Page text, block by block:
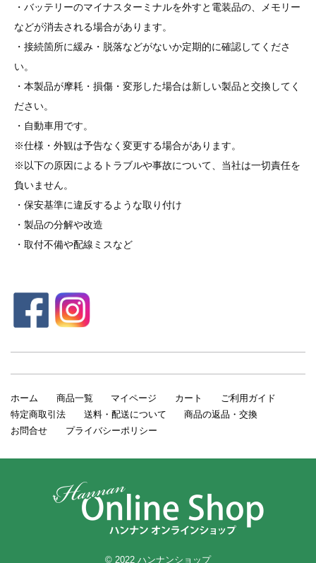
・バッテリーのマイナスターミナルを外すと電装品の、メモリー
などが消去される場合があります。
・接続箇所に緩み・脱落などがないか定期的に確認してくださ
い。
・本製品が摩耗・損傷・変形した場合は新しい製品と交換してく
ださい。
・自動車用です。
※仕様・外観は予告なく変更する場合があります。
※以下の原因によるトラブルや事故について、当社は一切責任を
負いません。
・保安基準に違反するような取り付け
・製品の分解や改造
・取付不備や配線ミスなど
ホーム 商品一覧 マイページ カート
ご利用ガイド
特定商取引法
送料・配送について
商品の返品・交換
お問合せ
プライバシーポリシー
© 2022 ハンナンショップ